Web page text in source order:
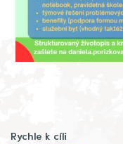
Rychle k cíli